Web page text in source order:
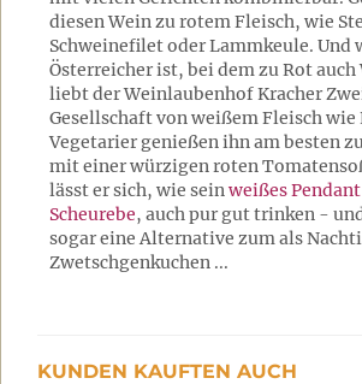
diesen Wein zu rotem Fleisch, wie
Schweinefilet oder Lammkeule. Und
Österreicher ist, bei dem zu Rot
liebt der Weinlaubenhof Kracher
Gesellschaft von weißem Fleisch wie
Vegetarier genießen ihn am besten
mit einer würzigen roten
lässt er sich, wie seinweißes
Scheurebe, auch pur gut trinken -
sogar eine Alternative zum als
Zwetschgenkuchen ...
KUNDEN KAUFTEN AUCH